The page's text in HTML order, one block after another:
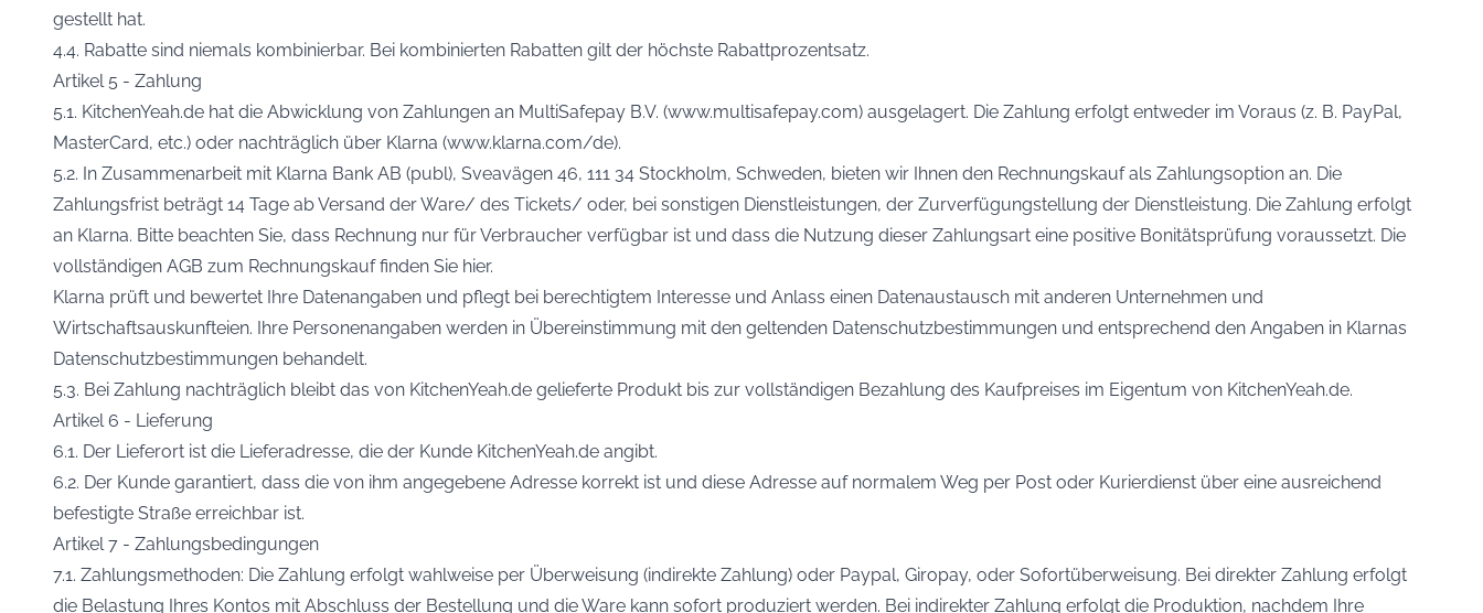
gestellt hat.
4.4. Rabatte sind niemals kombinierbar. Bei kombinierten Rabatten gilt der höchste Rabattprozentsatz.
Artikel 5 - Zahlung
5.1. KitchenYeah.de hat die Abwicklung von Zahlungen an MultiSafepay B.V. (www.multisafepay.com) ausgelagert. Die Zahlung erfolgt entweder im Voraus (z. B. PayPal,
MasterCard, etc.) oder nachträglich über Klarna (www.klarna.com/de).
5.2. In Zusammenarbeit mit Klarna Bank AB (publ), Sveavägen 46, 111 34 Stockholm, Schweden, bieten wir Ihnen den Rechnungskauf als Zahlungsoption an. Die
Zahlungsfrist beträgt 14 Tage ab Versand der Ware/ des Tickets/ oder, bei sonstigen Dienstleistungen, der Zurverfügungstellung der Dienstleistung. Die Zahlung erfolgt
an Klarna. Bitte beachten Sie, dass Rechnung nur für Verbraucher verfügbar ist und dass die Nutzung dieser Zahlungsart eine positive Bonitätsprüfung voraussetzt. Die
vollständigen AGB zum Rechnungskauf finden Sie hier.
Klarna prüft und bewertet Ihre Datenangaben und pflegt bei berechtigtem Interesse und Anlass einen Datenaustausch mit anderen Unternehmen und
Wirtschaftsauskunfteien. Ihre Personenangaben werden in Übereinstimmung mit den geltenden Datenschutzbestimmungen und entsprechend den Angaben in Klarnas
Datenschutzbestimmungen behandelt.
5.3. Bei Zahlung nachträglich bleibt das von KitchenYeah.de gelieferte Produkt bis zur vollständigen Bezahlung des Kaufpreises im Eigentum von KitchenYeah.de.
Artikel 6 - Lieferung
6.1. Der Lieferort ist die Lieferadresse, die der Kunde KitchenYeah.de angibt.
6.2. Der Kunde garantiert, dass die von ihm angegebene Adresse korrekt ist und diese Adresse auf normalem Weg per Post oder Kurierdienst über eine ausreichend
befestigte Straße erreichbar ist.
Artikel 7 - Zahlungsbedingungen
7.1. Zahlungsmethoden: Die Zahlung erfolgt wahlweise per Überweisung (indirekte Zahlung) oder Paypal, Giropay, oder Sofortüberweisung. Bei direkter Zahlung erfolgt
die Belastung Ihres Kontos mit Abschluss der Bestellung und die Ware kann sofort produziert werden. Bei indirekter Zahlung erfolgt die Produktion, nachdem Ihre